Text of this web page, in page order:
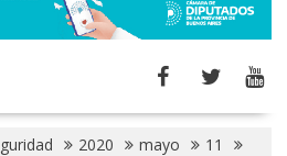
2020 mayo
11